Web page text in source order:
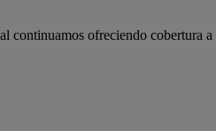
ofreciendo cobertura